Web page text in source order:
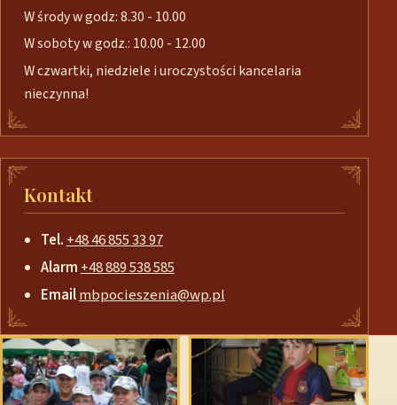
W środy w godz: 8.30 - 10.00
W soboty w godz.: 10.00 - 12.00
W czwartki, niedziele i uroczystości kancelaria
nieczynna!
Kontakt
Tel.+48 46 855 33 97
Alarm +48 889 538 585
Emailmbpocieszenia@wp.pl